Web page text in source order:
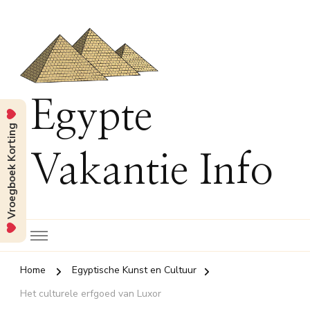
Egypte
Vakantie Info
Home
Egyptische Kunst en Cultuur
Het culturele erfgoed van Luxor
Vroegboek Korting